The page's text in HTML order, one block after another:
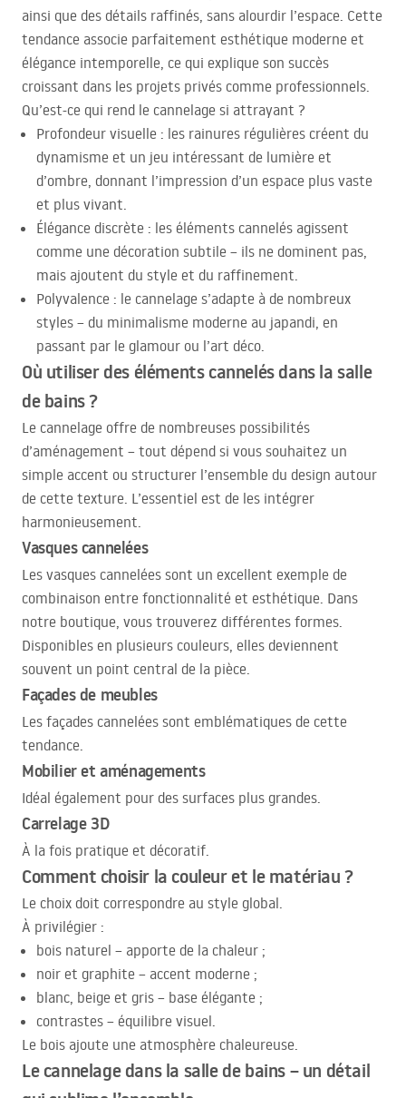
ainsi que des détails raffinés, sans alourdir l’espace. Cette
tendance associe parfaitement esthétique moderne et
élégance intemporelle, ce qui explique son succès
croissant dans les projets privés comme professionnels.
Qu’est-ce qui rend le cannelage si attrayant ?
Profondeur visuelle : les rainures régulières créent du
dynamisme et un jeu intéressant de lumière et
d’ombre, donnant l’impression d’un espace plus vaste
et plus vivant.
Élégance discrète : les éléments cannelés agissent
comme une décoration subtile – ils ne dominent pas,
mais ajoutent du style et du raffinement.
Polyvalence : le cannelage s’adapte à de nombreux
styles – du minimalisme moderne au japandi, en
passant par le glamour ou l’art déco.
Où utiliser des éléments cannelés dans la salle
de bains ?
Le cannelage offre de nombreuses possibilités
d’aménagement – tout dépend si vous souhaitez un
simple accent ou structurer l’ensemble du design autour
de cette texture. L’essentiel est de les intégrer
harmonieusement.
Vasques cannelées
Les vasques cannelées sont un excellent exemple de
combinaison entre fonctionnalité et esthétique. Dans
notre boutique, vous trouverez différentes formes.
Disponibles en plusieurs couleurs, elles deviennent
souvent un point central de la pièce.
Façades de meubles
Les façades cannelées sont emblématiques de cette
tendance.
Mobilier et aménagements
Idéal également pour des surfaces plus grandes.
Carrelage 3D
À la fois pratique et décoratif.
Comment choisir la couleur et le matériau ?
Le choix doit correspondre au style global.
À privilégier :
bois naturel – apporte de la chaleur ;
noir et graphite – accent moderne ;
blanc, beige et gris – base élégante ;
contrastes – équilibre visuel.
Le bois ajoute une atmosphère chaleureuse.
Le cannelage dans la salle de bains – un détail